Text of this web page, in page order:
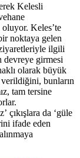
Kelesli
Keles’te
noktaya gelen
ilgili
devreye girmesi
olarak büyük
verildiğini, bunların
tam tersine
çıkışlara da ‘güle
ifade eden